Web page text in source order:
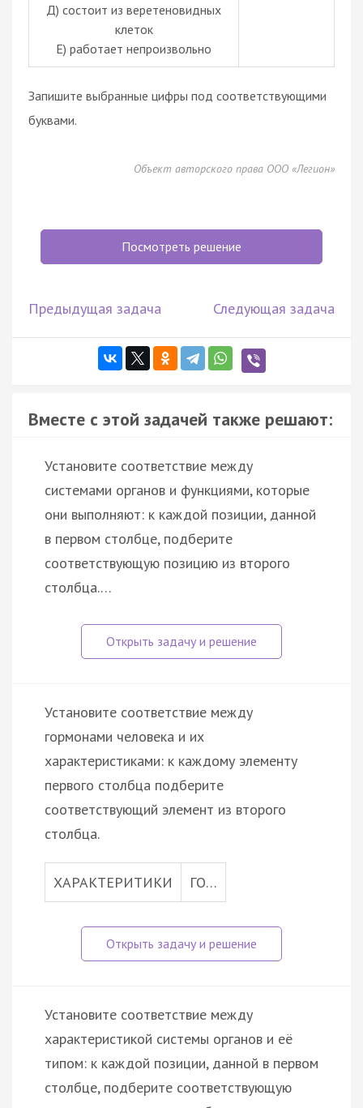
Д) состоит из веретеновидных
клеток
Е) работает непроизвольно
Запишите выбранные цифры под соответствующими
буквами.
Объект авторского права ООО «Легион»
Посмотреть решение
Предыдущая задача Следующая задача
Вместе с этой задачей также решают:
Установите соответствие между
системами органов и функциями, которые
они выполняют: к каждой позиции, данной
в первом столбце, подберите
соответствующую позицию из второго
столбца.…
Установите соответствие между
гормонами человека и их
характеристиками: к каждому элементу
первого столбца подберите
соответствующий элемент из второго
столбца.
ХАРАКТЕРИТИКИ ГО…
Установите соответствие между
характеристикой системы органов и её
типом: к каждой позиции, данной в первом
столбце, подберите соответствующую